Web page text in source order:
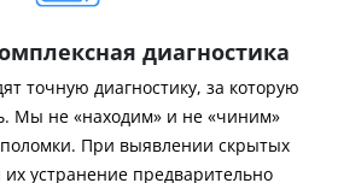
диагностика
точную диагностику, за которую
Мы не «находим» и не «чиним»
При выявлении скрытых
устранение предварительно